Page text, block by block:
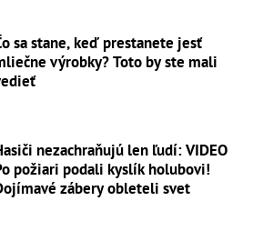
sa stane, keď prestanete jesť
výrobky? Toto by ste mali
nezachraňujú len ľudí: VIDEO
požiari podali kyslík holubovi!
zábery obleteli svet